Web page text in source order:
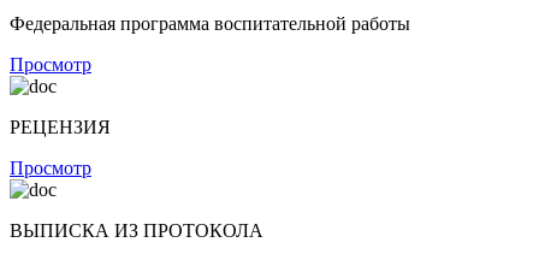
Федеральная программа воспитательной работы
Просмотр
РЕЦЕНЗИЯ
Просмотр
ВЫПИСКА ИЗ ПРОТОКОЛА